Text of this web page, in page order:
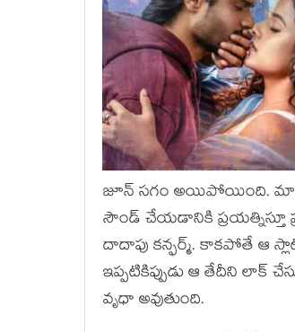
జూన్ సగం అయిపోయింది. మా
సౌండ్ చేయడానికి
దాదాపు కన్ఫర్మ్. కాకపోతే ఆ
ఇప్పటికిప్పుడు ఆ తేదీని లాక్
వృధా అవుతుంది.